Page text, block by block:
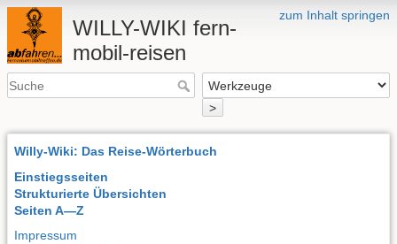
zum Inhalt springen
WILLY-WIKI fern-
mobil-reisen
>
Willy-Wiki: Das Reise-Wörterbuch
Einstiegsseiten
Strukturierte Übersichten
Seiten A—Z
Impressum